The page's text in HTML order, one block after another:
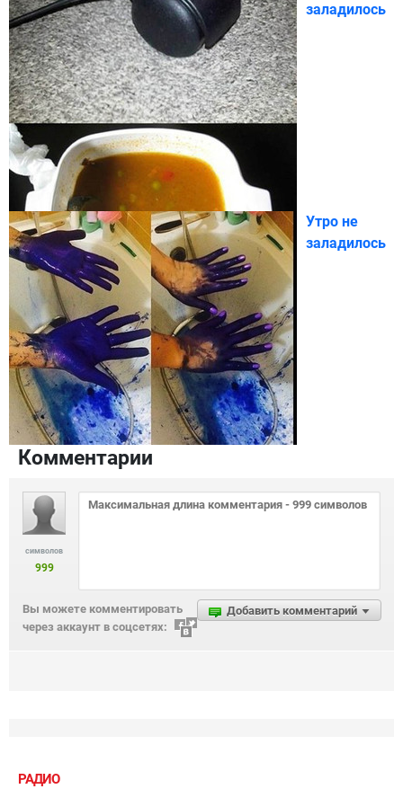
заладилось
Утро не
заладилось
Комментарии
символов
999
Добавить комментарий
Вы можете комментировать
через аккаунт в соцсетях:
РАДИО